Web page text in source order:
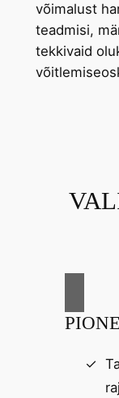
võimalust
teadmisi,
tekkivaid